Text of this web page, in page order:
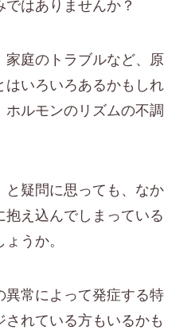
庭のトラブルなど、原
いろいろあるかもしれ
ホルモンのリズムの不調
と疑問に思っても、なか
え込んでしまっている
うか。
常によって発症する特
れている方もいるかも